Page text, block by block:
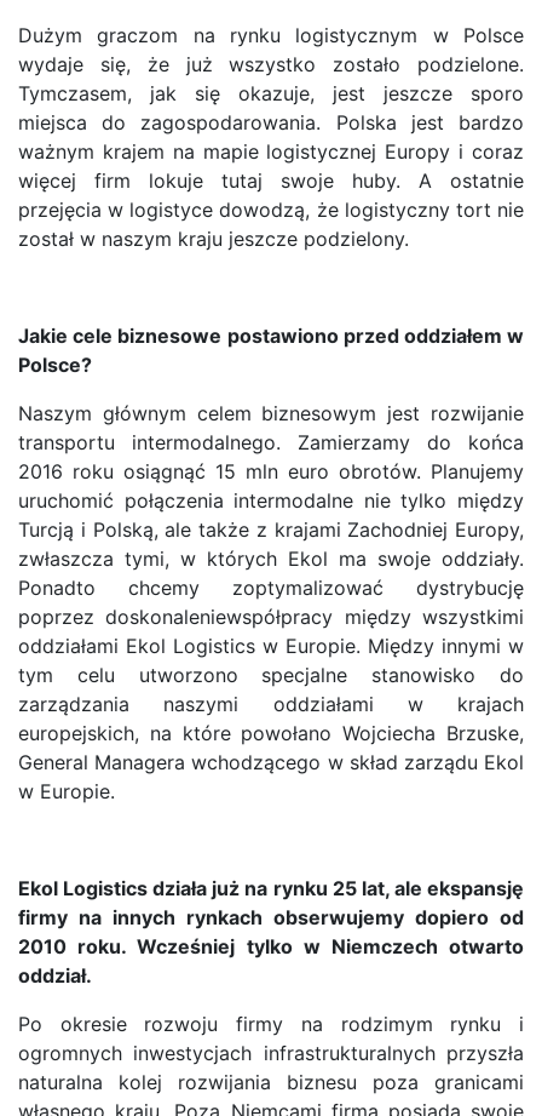
Dużym graczom na rynku logistycznym w Polsce
wydaje się, że już wszystko zostało podzielone.
Tymczasem, jak się okazuje, jest jeszcze sporo
miejsca do zagospodarowania. Polska jest bardzo
ważnym krajem na mapie logistycznej Europy i coraz
więcej firm lokuje tutaj swoje huby. A ostatnie
przejęcia w logistyce dowodzą, że logistyczny tort nie
został w naszym kraju jeszcze podzielony.
Jakie cele biznesowe postawiono przed oddziałem w
Polsce?
Naszym głównym celem biznesowym jest rozwijanie
transportu intermodalnego. Zamierzamy do końca
2016 roku osiągnąć 15 mln euro obrotów. Planujemy
uruchomić połączenia intermodalne nie tylko między
Turcją i Polską, ale także z krajami Zachodniej Europy,
zwłaszcza tymi, w których Ekol ma swoje oddziały.
Ponadto chcemy zoptymalizować dystrybucję
poprzez doskonaleniewspółpracy między wszystkimi
oddziałami Ekol Logistics w Europie. Między innymi w
tym celu utworzono specjalne stanowisko do
zarządzania naszymi oddziałami w krajach
europejskich, na które powołano Wojciecha Brzuske,
General Managera wchodzącego w skład zarządu Ekol
w Europie.
Ekol Logistics działa już na rynku 25 lat, ale ekspansję
firmy na innych rynkach obserwujemy dopiero od
2010 roku. Wcześniej tylko w Niemczech otwarto
oddział.
Po okresie rozwoju firmy na rodzimym rynku i
ogromnych inwestycjach infrastrukturalnych przyszła
naturalna kolej rozwijania biznesu poza granicami
własnego kraju. Poza Niemcami firma posiada swoje